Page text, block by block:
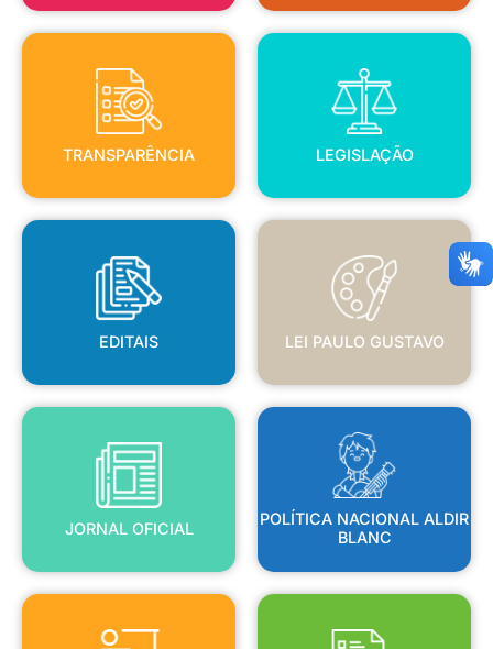
TRANSPARÊNCIA
TRANSPARÊNCIA
LEGISLAÇÃO
LEGISLAÇÃO
EDITAIS
EDITAIS
LEI PAULO GUSTAVO
LEI PAULO GUSTAVO
JORNAL OFICIAL
JORNAL OFICIAL
POLÍTICA NACIONAL ALDIR
BLANC
POLÍTICA NACIONAL ALDIR
BLANC
OFICINAS EDITAIS DE FOMENTO